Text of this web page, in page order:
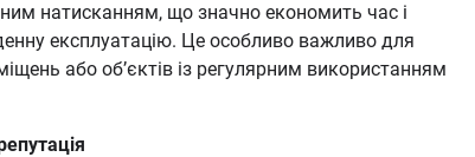
натисканням, що значно економить час і
експлуатацію. Це особливо важливо для
або об’єктів із регулярним використанням